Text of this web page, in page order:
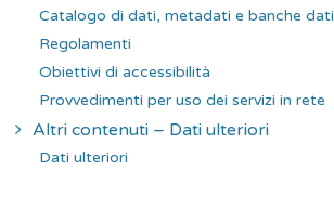
Catalogo di dati, metadati e banche dati
Regolamenti
Obiettivi di accessibilità
Provvedimenti per uso dei servizi in rete
Altri contenuti – Dati ulteriori
Dati ulteriori